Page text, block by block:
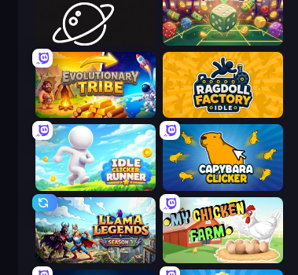
Space Company Just One More Roll
Evolutionary Tribe Ragdoll Factory Idle
Idle Clicker Runner Capybara Clicker
Llama Legends My Chicken Farm